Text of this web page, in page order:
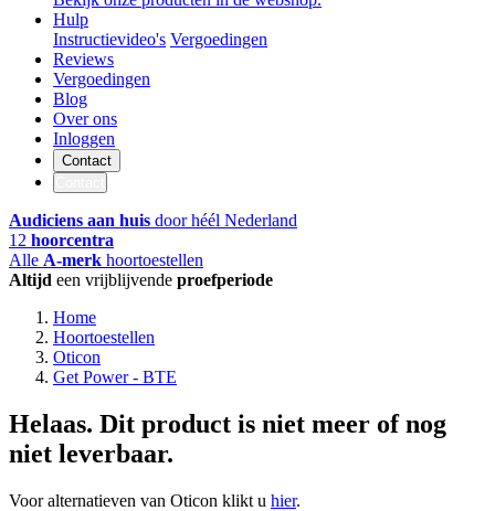
Hulp
Instructievideo's Vergoedingen
Reviews
Vergoedingen
Blog
Over ons
Inloggen
Contact
Audiciens aan huis door héél Nederland
12 hoorcentra
Alle A-merk hoortoestellen
Altijd een vrijblijvende proefperiode
Home
Hoortoestellen
Oticon
Get Power - BTE
Helaas. Dit product is niet meer of nog
niet leverbaar.
Voor alternatieven van Oticon klikt u hier.